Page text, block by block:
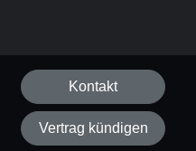
Kontakt
Vertrag kündigen